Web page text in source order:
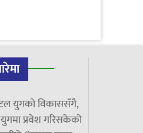
युगको विकाससँगै,
युगमा प्रवेश गरिसकेको